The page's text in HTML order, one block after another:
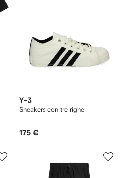
Y-3
Sneakers con tre righe
175 €